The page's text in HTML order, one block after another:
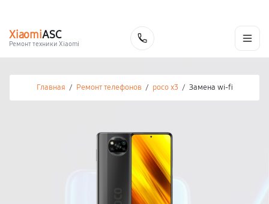
XiaomiASC
Ремонт техники Xiaomi
Главная / Ремонт телефонов / poco x3 / Замена wi-fi